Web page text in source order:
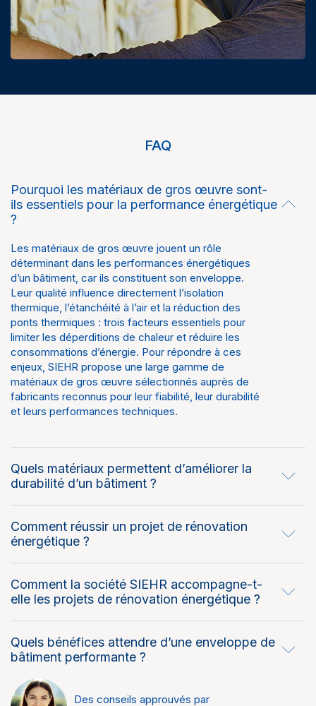
FAQ
Pourquoi les matériaux de gros œuvre sont-
ils essentiels pour la performance énergétique
?
Les matériaux de gros œuvre jouent un rôle
déterminant dans les performances énergétiques
d’un bâtiment, car ils constituent son enveloppe.
Leur qualité influence directement l’isolation
thermique, l’étanchéité à l’air et la réduction des
ponts thermiques : trois facteurs essentiels pour
limiter les déperditions de chaleur et réduire les
consommations d’énergie. Pour répondre à ces
enjeux, SIEHR propose une large gamme de
matériaux de gros œuvre sélectionnés auprès de
fabricants reconnus pour leur fiabilité, leur durabilité
et leurs performances techniques.
Quels matériaux permettent d’améliorer la
durabilité d’un bâtiment ?
Comment réussir un projet de rénovation
énergétique ?
Comment la société SIEHR accompagne-t-
elle les projets de rénovation énergétique ?
Quels bénéfices attendre d’une enveloppe de
bâtiment performante ?
Des conseils approuvés par